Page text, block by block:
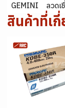
GEMINI ลวด
สินค้าที่เ